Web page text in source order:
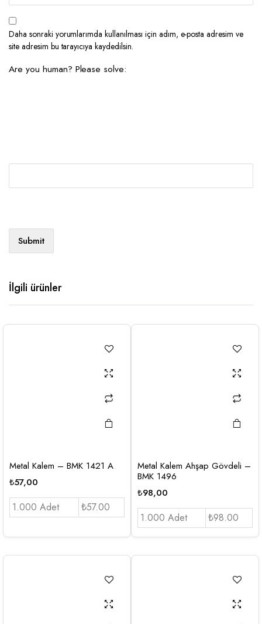
Daha sonraki yorumlarımda kullanılması için adım, e-posta adresim ve
site adresim bu tarayıcıya kaydedilsin.
Are you human? Please solve:
İlgili ürünler
Metal Kalem – BMK 1421 A
₺57,00
1.000 Adet ₺57.00
Metal Kalem Ahşap Gövdeli –
BMK 1496
₺98,00
1.000 Adet ₺98.00